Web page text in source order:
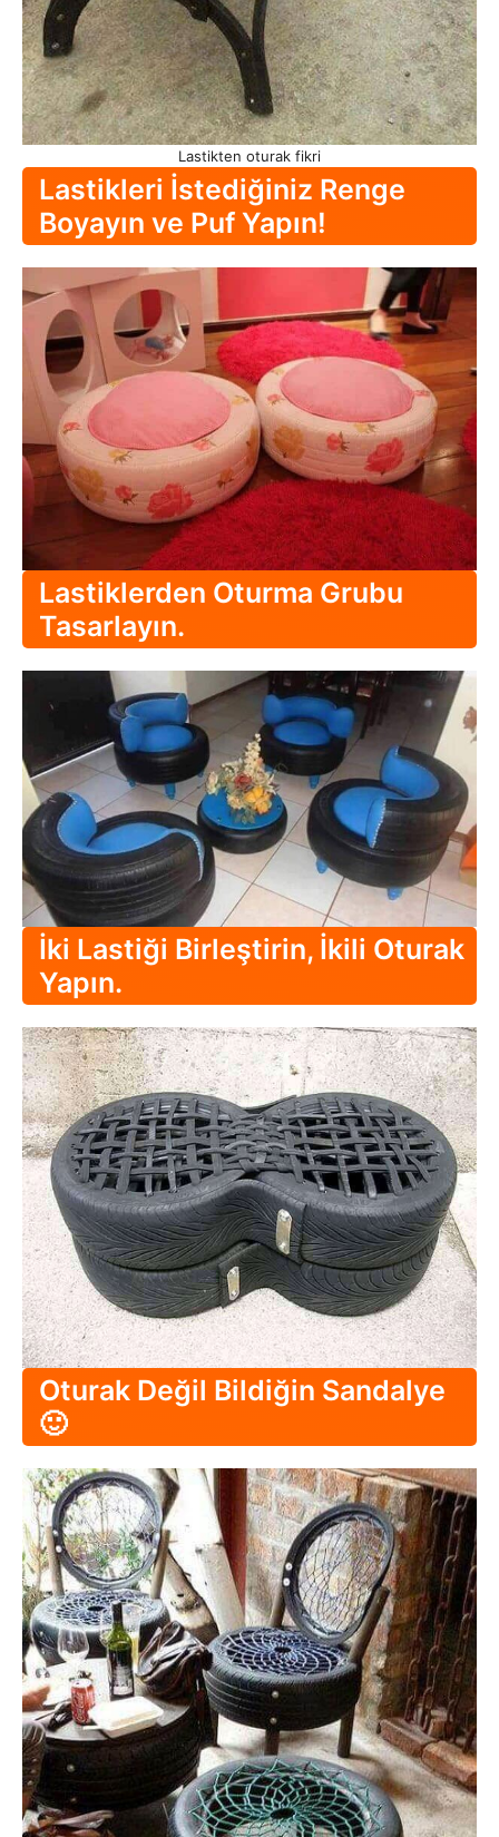
Lastikten oturak fikri
Lastikleri İstediğiniz Renge
Boyayın ve Puf Yapın!
Lastiklerden Oturma Grubu
Tasarlayın.
İki Lastiği Birleştirin, İkili Oturak
Yapın.
Oturak Değil Bildiğin Sandalye
🙂